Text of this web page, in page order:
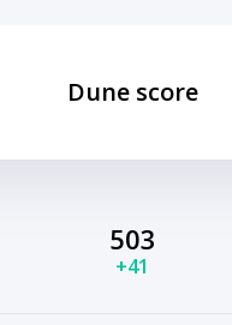
Dune score
503
+41